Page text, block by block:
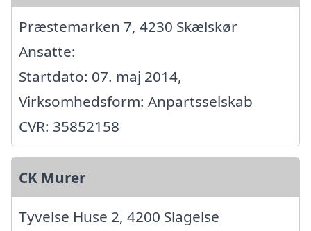
Præstemarken 7, 4230 Skælskør
Ansatte:
Startdato: 07. maj 2014,
Virksomhedsform: Anpartsselskab
CVR: 35852158
CK Murer
Tyvelse Huse 2, 4200 Slagelse